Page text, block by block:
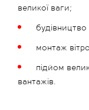
великої ваги;
будівництво
монтаж
підйом
вантажів.